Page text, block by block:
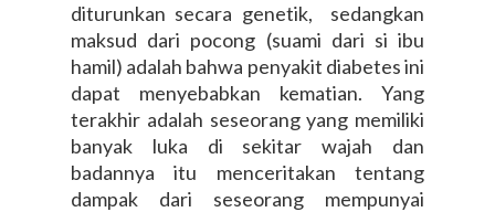
diturunkan secara genetik, sedangkan
maksud dari pocong (suami dari si ibu
hamil) adalah bahwa penyakit diabetes ini
dapat menyebabkan kematian. Yang
terakhir adalah seseorang yang memiliki
banyak luka di sekitar wajah dan
badannya itu menceritakan tentang
dampak dari seseorang mempunyai